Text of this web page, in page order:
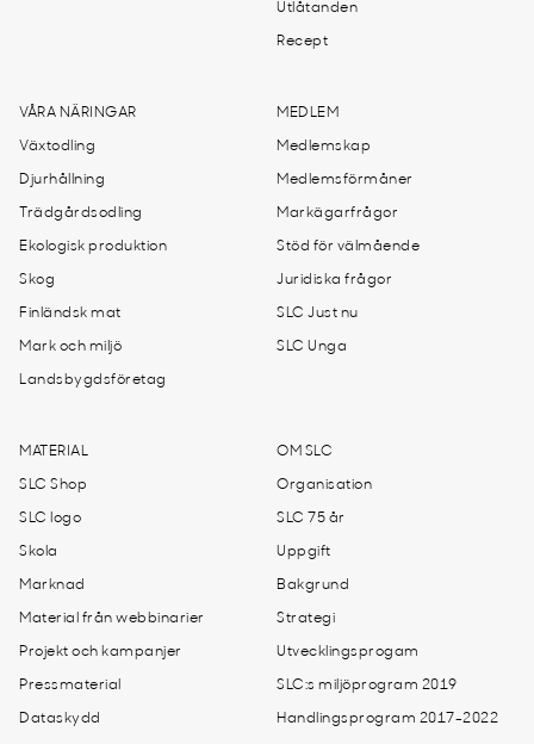
Utlåtanden
Recept
VÅRA NÄRINGAR
Växtodling
Djurhållning
Trädgårdsodling
Ekologisk produktion
Skog
Finländsk mat
Mark och miljö
Landsbygdsföretag
MEDLEM
Medlemskap
Medlemsförmåner
Markägarfrågor
Stöd för välmående
Juridiska frågor
SLC Just nu
SLC Unga
MATERIAL
SLC Shop
SLC logo
Skola
Marknad
Material från webbinarier
Projekt och kampanjer
Pressmaterial
Dataskydd
OM SLC
Organisation
SLC 75 år
Uppgift
Bakgrund
Strategi
Utvecklingsprogam
SLC:s miljöprogram 2019
Handlingsprogram 2017-2022